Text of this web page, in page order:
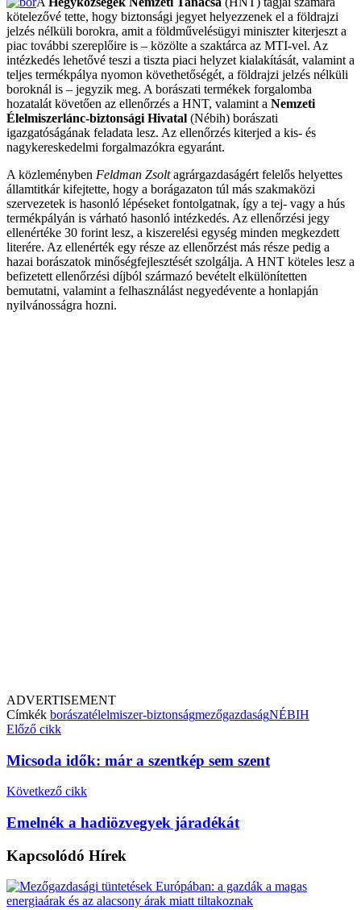
kötelezővé tette, hogy biztonsági jegyet helyezzenek el a földrajzi
jelzés nélküli borokra, amit a földművelésügyi miniszter kiterjeszt a
piac további szereplőire is – közölte a szaktárca az MTI-vel. Az
intézkedés lehetővé teszi a tiszta piaci helyzet kialakítását, valamint a
teljes termékpálya nyomon követhetőségét, a földrajzi jelzés nélküli
boroknál is – jegyzik meg. A borászati termékek forgalomba
hozatalát követően az ellenőrzés a HNT, valamint a Nemzeti
Élelmiszerlánc-biztonsági Hivatal (Nébih) borászati
igazgatóságának feladata lesz. Az ellenőrzés kiterjed a kis- és
nagykereskedelmi forgalmazókra egyaránt.
A közleményben Feldman Zsoltagrárgazdaságért felelős helyettes
államtitkár kifejtette, hogy a borágazaton túl más szakmaközi
szervezetek is hasonló lépéseket fontolgatnak, így a tej- vagy a hús
termékpályán is várható hasonló intézkedés. Az ellenőrzési jegy
ellenértéke 30 forint lesz, a kiszerelési egység minden megkezdett
literére. Az ellenérték egy része az ellenőrzést más része pedig a
hazai borászatok minőségfejlesztését szolgálja. A HNT köteles lesz a
befizetett ellenőrzési díjból származó bevételt elkülönítetten
bemutatni, valamint a felhasználást negyedévente a honlapján
nyilvánosságra hozni.
ADVERTISEMENT
Címkék borászatélelmiszer-biztonságmezőgazdaságNÉBIH
Előző cikk
Micsoda idők: már a szentkép sem szent
Következő cikk
Emelnék a hadiözvegyek járadékát
Kapcsolódó Hírek